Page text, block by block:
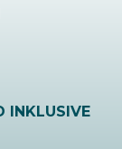
INKLUSIVE